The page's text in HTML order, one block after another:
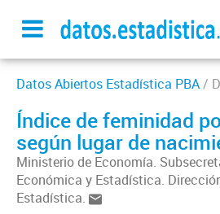
Datos Abiertos Estadística PBA/
Índice de feminidad
según lugar de
Ministerio de Economía.
Económica y Estadística.
Estadística.